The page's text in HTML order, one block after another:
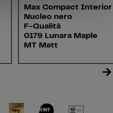
Max Compact Interior
Nucleo nero
F-Qualità
0179 Lunara Maple
MT Matt